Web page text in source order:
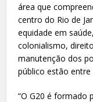
área que
centro do Rio de
equidade em
colonialismo,
manutenção dos
público estão entre
“O G20 é formado